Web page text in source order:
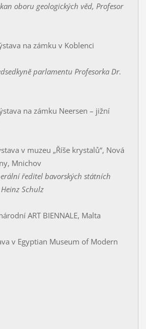
oboru geologických věd, Profesor
na zámku v Koblenci
parlamentu Profesorka Dr.
na zámku Neersen – jižní
v muzeu „Říše krystalů“, Nová
Mnichov
ředitel bavorských státních
Schulz
ART BIENNALE, Malta
v Egyptian Museum of Modern